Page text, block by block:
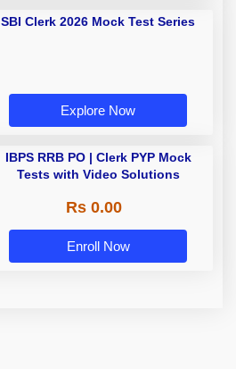
SBI Clerk 2026 Mock Test Series
Explore Now
IBPS RRB PO | Clerk PYP Mock
Tests with Video Solutions
Rs 0.00
Enroll Now